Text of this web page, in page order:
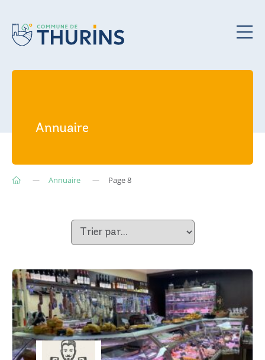
Annuaire
Annuaire Page 8